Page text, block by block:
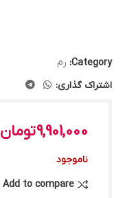
Category: رم
اشتراک گذاری:
9,901,000تومان
ناموجود
Add to compare